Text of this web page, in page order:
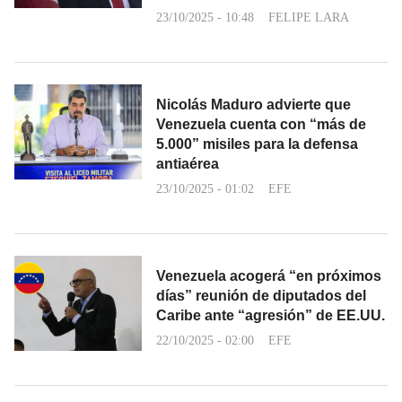
23/10/2025 - 10:48 FELIPE LARA
Nicolás Maduro advierte que
Venezuela cuenta con “más de
5.000” misiles para la defensa
antiaérea
23/10/2025 - 01:02 EFE
Venezuela acogerá “en próximos
días” reunión de diputados del
Caribe ante “agresión” de EE.UU.
22/10/2025 - 02:00 EFE